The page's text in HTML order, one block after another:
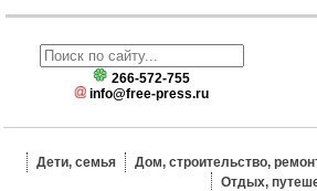
266-572-755
info@free-press.ru
Дети, семья Дом, строительство,
Отдых,